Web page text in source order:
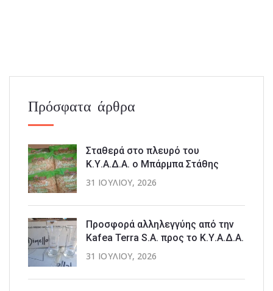
Πρόσφατα άρθρα
Σταθερά στο πλευρό του
Κ.Υ.Α.Δ.Α. ο Μπάρμπα Στάθης
31 ΙΟΥΛΊΟΥ, 2026
Προσφορά αλληλεγγύης από την
Kafea Terra S.A. προς το Κ.Υ.Α.Δ.Α.
31 ΙΟΥΛΊΟΥ, 2026